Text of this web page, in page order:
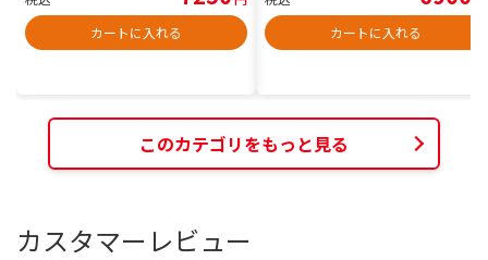
カートに入れる
カートに入れる
このカテゴリをもっと見る
カスタマーレビュー